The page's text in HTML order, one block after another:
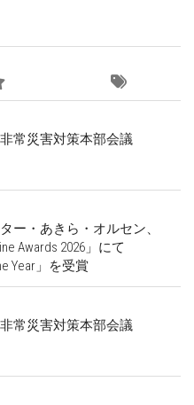
常災害対策本部会議
ー・あきら・オルセン、
Awards 2026」にて
Year」を受賞
常災害対策本部会議